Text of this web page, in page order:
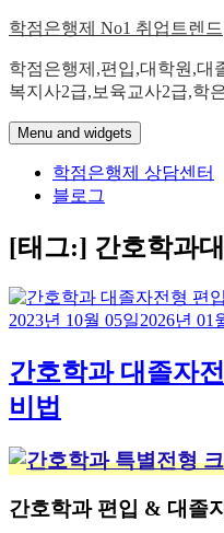
Skip
content
학점은행제 No1 취업트렌드
학점은행제,편입,대학원,대
복지사2급,보육교사2급,학
Menu and widgets
학점은행제 상담센터
블로그
[태그:] 간호학과
2023년 10월 05일2026년 01
간호학과 대졸자
비법
간호학과 편입 & 대졸